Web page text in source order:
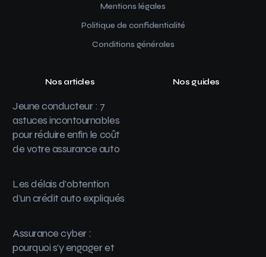
Mentions légales
Politique de confidentialité
Conditions générales
Nos articles
Jeune conducteur : 7
astuces incontournables
pour réduire enfin le coût
de votre assurance auto
Les délais d’obtention
d’un crédit auto expliqués
Assurance cyber :
pourquoi s’y engager et
Nos guides